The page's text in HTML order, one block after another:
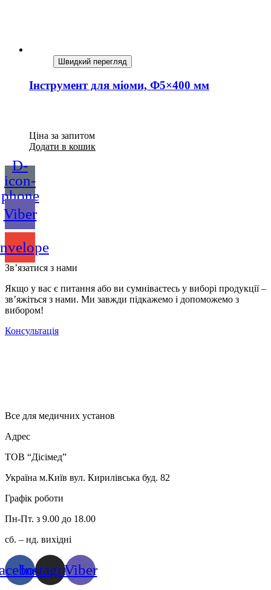
Швидкий перегляд
Інструмент для міоми, Ф5×400 мм
Ціна за запитом
Додати в кошик
D-
icon-
phone
Viber
Зв’язатися з нами
Якщо у вас є питання або ви сумніваєтесь у виборі продукції –
зв’яжіться з нами. Ми завжди підкажемо і допоможемо з
вибором!
Консультація
Все для медичних установ
Адрес
ТОВ “Дісімед”
Україна м.Київ вул. Кирилівська буд. 82
Графік роботи
Пн-Пт. з 9.00 до 18.00
сб. – нд. вихідні
InstagramViber